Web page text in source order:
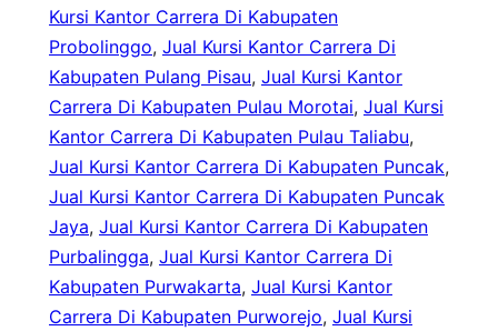
Kursi Kantor Carrera Di Kabupaten
Probolinggo, Jual Kursi Kantor Carrera Di
Kabupaten Pulang Pisau, Jual Kursi Kantor
Carrera Di Kabupaten Pulau Morotai, Jual Kursi
Kantor Carrera Di Kabupaten Pulau Taliabu
Jual Kursi Kantor Carrera Di Kabupaten Puncak
Jual Kursi Kantor Carrera Di Kabupaten Puncak
Jaya, Jual Kursi Kantor Carrera Di Kabupaten
Purbalingga, Jual Kursi Kantor Carrera Di
Kabupaten Purwakarta, Jual Kursi Kantor
Carrera Di Kabupaten Purworejo, Jual Kursi